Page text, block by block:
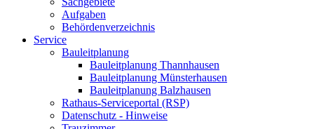
Aufgaben
Behördenverzeichnis
Service
Bauleitplanung
Bauleitplanung Thannhausen
Bauleitplanung Münsterhausen
Bauleitplanung Balzhausen
Rathaus-Serviceportal (RSP)
Datenschutz - Hinweise